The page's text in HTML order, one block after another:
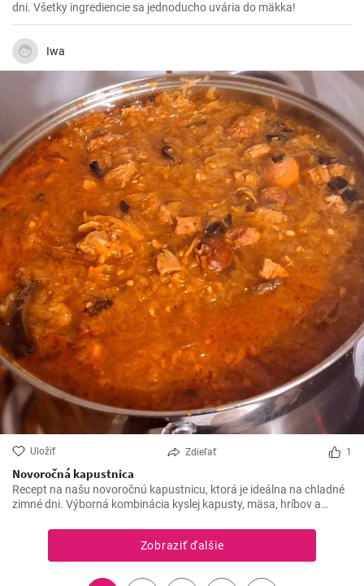
dni. Všetky ingrediencie sa jednoducho uvária do mäkka!
Iwa
Uložiť Zdieľať 1
Novoročná kapustnica
Recept na našu novoročnú kapustnicu, ktorá je ideálna na chladné
zimné dni. Výborná kombinácia kyslej kapusty, mäsa, hríbov a
Zobraziť ďalšie